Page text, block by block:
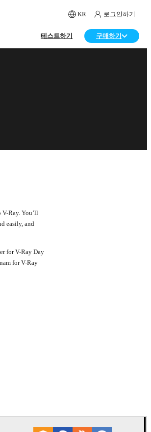
KR 로그인하기
테스트하기 구매하기
Ray. You’ll
easily, and
for V-Ray Day
for V-Ray